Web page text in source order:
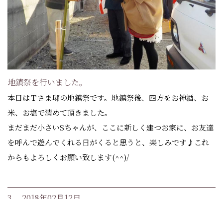
地鎮祭を行いました。
本日はＴさま邸の地鎮祭です。地鎮祭後、四方をお神酒、お
米、お塩で清めて頂きました。
まだまだ小さいSちゃんが、ここに新しく建つお家に、お友達
を呼んで遊んでくれる日がくると思うと、楽しみです♪これ
からもよろしくお願い致します(^^)/